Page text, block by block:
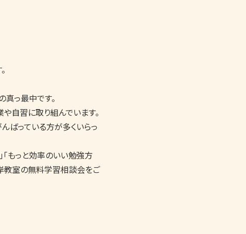
っ最中です。
自習に取り組んでいます。
ばっている方が多くいらっ
「もっと効率のいい勉強方
教室の無料学習相談会をご